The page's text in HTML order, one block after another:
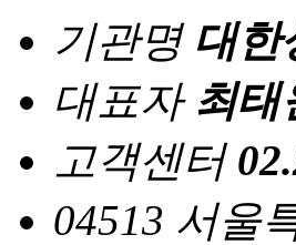
기관명 대한
대표자 최태
고객센터
04513 서울